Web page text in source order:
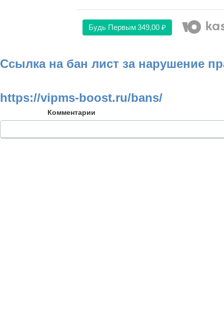
Будь Первым349,00 ₽
Ссылка на бан лист за нарушение
https://vipms-boost.ru/bans/
Комментарии